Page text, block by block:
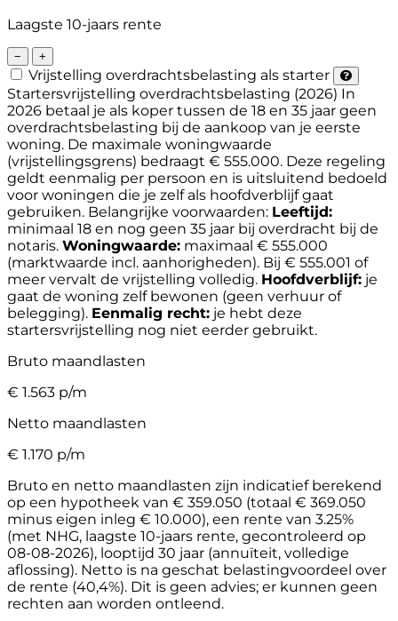
Laagste 10-jaars rente
− +
Vrijstelling overdrachtsbelasting als starter
Startersvrijstelling overdrachtsbelasting (2026) In
2026 betaal je als koper tussen de 18 en 35 jaar geen
overdrachtsbelasting bij de aankoop van je eerste
woning. De maximale woningwaarde
(vrijstellingsgrens) bedraagt € 555.000. Deze regeling
geldt eenmalig per persoon en is uitsluitend bedoeld
voor woningen die je zelf als hoofdverblijf gaat
gebruiken. Belangrijke voorwaarden: Leeftijd:
minimaal 18 en nog geen 35 jaar bij overdracht bij de
notaris. Woningwaarde: maximaal € 555.000
(marktwaarde incl. aanhorigheden). Bij € 555.001 of
meer vervalt de vrijstelling volledig. Hoofdverblijf: je
gaat de woning zelf bewonen (geen verhuur of
belegging). Eenmalig recht: je hebt deze
startersvrijstelling nog niet eerder gebruikt.
Bruto maandlasten
€ 1.563 p/m
Netto maandlasten
€ 1.170 p/m
Bruto en netto maandlasten zijn indicatief berekend
op een hypotheek van € 359.050 (totaal € 369.050
minus eigen inleg € 10.000), een rente van 3.25%
(met NHG, laagste 10-jaars rente, gecontroleerd op
08-08-2026), looptijd 30 jaar (annuïteit, volledige
aflossing). Netto is na geschat belastingvoordeel over
de rente (40,4%). Dit is geen advies; er kunnen geen
rechten aan worden ontleend.